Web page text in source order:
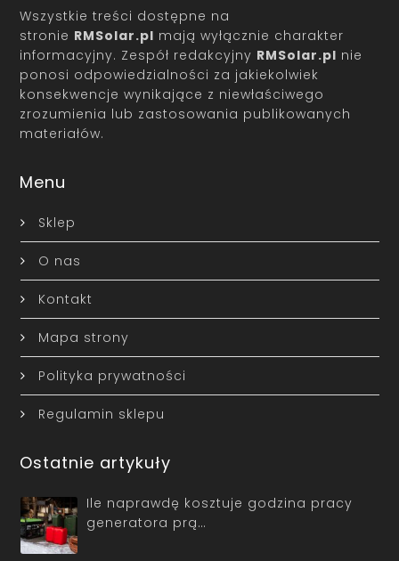
Wszystkie treści dostępne na
stronie RMSolar.pl mają wyłącznie charakter
informacyjny. Zespół redakcyjny RMSolar.pl nie
ponosi odpowiedzialności za jakiekolwiek
konsekwencje wynikające z niewłaściwego
zrozumienia lub zastosowania publikowanych
materiałów.
Menu
Sklep
O nas
Kontakt
Mapa strony
Polityka prywatności
Regulamin sklepu
Ostatnie artykuły
Ile naprawdę kosztuje godzina pracy
generatora prą…